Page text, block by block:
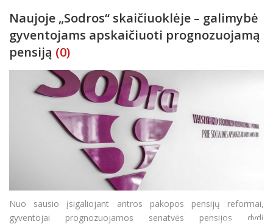
Naujoje „Sodros“ skaičiuoklėje – galimybė
gyventojams apskaičiuoti prognozuojamą
pensiją (0)
Nuo sausio įsigaliojant antros pakopos pensijų reformai,
gyventojai prognozuojamos senatvės pensijos dydį